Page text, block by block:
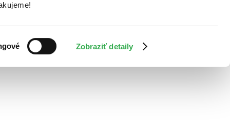
Zobraziť detaily